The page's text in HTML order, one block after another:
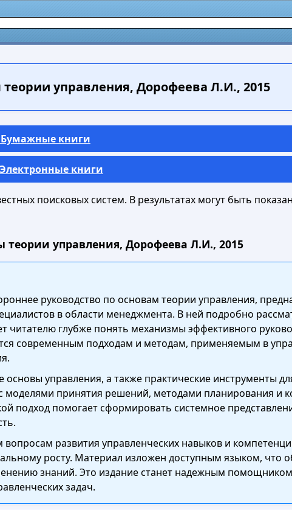
управления, Дорофеева Л.И., 2015
Бумажные книги
Электронные книги
поисковых систем. В результатах могут быть
теории управления, Дорофеева Л.И., 2015
руководство по основам теории управления,
в области менеджмента. В ней подробно
читателю глубже понять механизмы эффективного
современным подходам и методам, применяемым в
основы управления, а также практические инструменты
моделями принятия решений, методами планирования и
подход помогает сформировать системное
развития управленческих навыков и
росту. Материал изложен доступным языком, что
знаний. Это издание станет надежным
задач.